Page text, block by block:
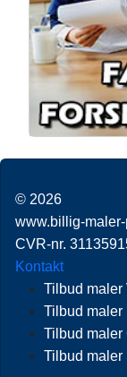
© 2026
www.billig-
CVR-nr.
Kontakt
Tilbud
Tilbud maler
Tilbud maler
Tilbud maler